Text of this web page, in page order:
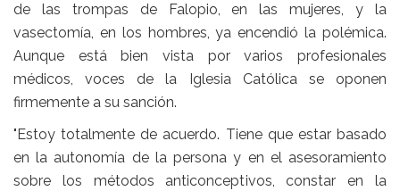
de las trompas de Falopio, en las mujeres, y la
vasectomía, en los hombres, ya encendió la polémica.
Aunque está bien vista por varios profesionales
médicos, voces de la Iglesia Católica se oponen
firmemente a su sanción.
"Estoy totalmente de acuerdo. Tiene que estar basado
en la autonomía de la persona y en el asesoramiento
sobre los métodos anticonceptivos, constar en la